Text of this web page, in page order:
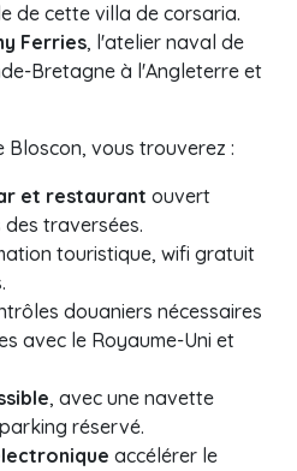
de cette villa de corsaria.
Ferries, l'atelier naval de
Bretagne à l'Angleterre et
vous trouverez :
et restaurant ouvert
traversées.
touristique, wifi gratuit
douaniers nécessaires
avec le Royaume-Uni et
, avec une navette
réservé.
accélérer le